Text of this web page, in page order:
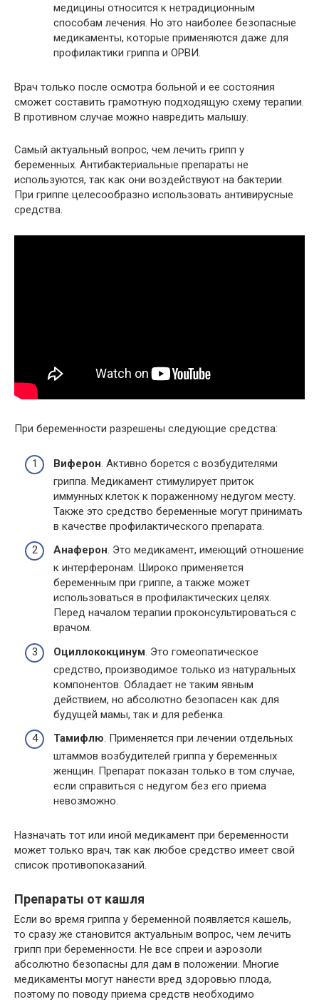
медицины относится к нетрадиционным
способам лечения. Но это наиболее безопасные
медикаменты, которые применяются даже для
профилактики гриппа и ОРВИ.
Врач только после осмотра больной и ее состояния
сможет составить грамотную подходящую схему терапии.
В противном случае можно навредить малышу.
Самый актуальный вопрос, чем лечить грипп у
беременных. Антибактериальные препараты не
используются, так как они воздействуют на бактерии.
При гриппе целесообразно использовать антивирусные
средства.
При беременности разрешены следующие средства:
Виферон. Активно борется с возбудителями
гриппа. Медикамент стимулирует приток
иммунных клеток к пораженному недугом месту.
Также это средство беременные могут принимать
в качестве профилактического препарата.
Анаферон. Это медикамент, имеющий отношение
к интерферонам. Широко применяется
беременным при гриппе, а также может
использоваться в профилактических целях.
Перед началом терапии проконсультироваться с
врачом.
Оциллококцинум. Это гомеопатическое
средство, производимое только из натуральных
компонентов. Обладает не таким явным
действием, но абсолютно безопасен как для
будущей мамы, так и для ребенка.
Тамифлю. Применяется при лечении отдельных
штаммов возбудителей гриппа у беременных
женщин. Препарат показан только в том случае,
если справиться с недугом без его приема
невозможно.
Назначать тот или иной медикамент при беременности
может только врач, так как любое средство имеет свой
список противопоказаний.
Препараты от кашля
Если во время гриппа у беременной появляется кашель,
то сразу же становится актуальным вопрос, чем лечить
грипп при беременности. Не все спреи и аэрозоли
абсолютно безопасны для дам в положении. Многие
медикаменты могут нанести вред здоровью плода,
поэтому по поводу приема средств необходимо